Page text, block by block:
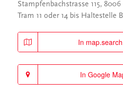
Stampfenbachstrasse 115,
Tram 11 oder 14 bis Haltestelle
In
In Google